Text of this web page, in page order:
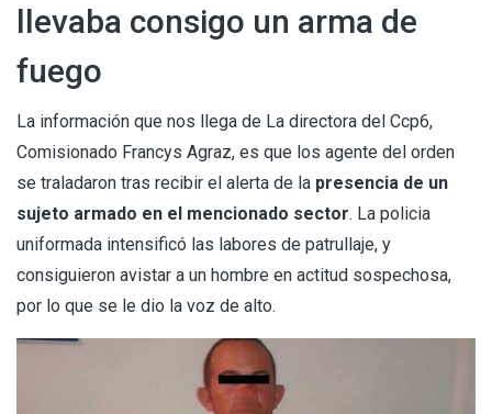
llevaba consigo un arma de
fuego
La información que nos llega de La directora del Ccp6,
Comisionado Francys Agraz, es que los agente del orden
se traladaron tras recibir el alerta de la presencia de un
sujeto armado en el mencionado sector. La policia
uniformada intensificó las labores de patrullaje, y
consiguieron avistar a un hombre en actitud sospechosa,
por lo que se le dio la voz de alto.